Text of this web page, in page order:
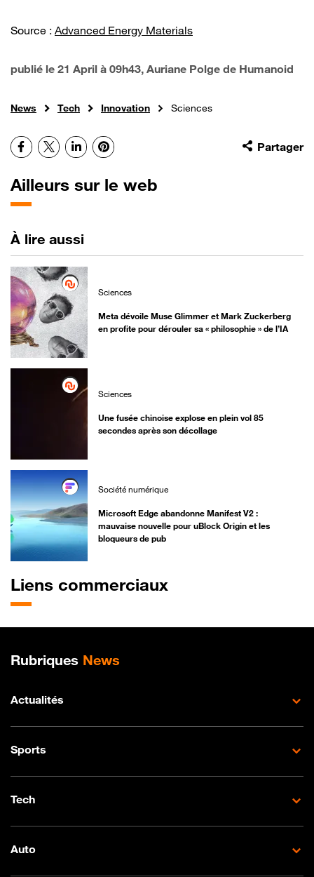
Source : Advanced Energy Materials
publié le 21 April à 09h43, Auriane Polge de Humanoid
News Tech Innovation Sciences
Partager
Facebook
X LinkedInPinterest
Ailleurs sur le web
À lire aussi
Sciences
Meta dévoile Muse Glimmer et Mark Zuckerberg
en profite pour dérouler sa « philosophie » de l’IA
Sciences
Une fusée chinoise explose en plein vol 85
secondes après son décollage
Société numérique
Microsoft Edge abandonne Manifest V2 :
mauvaise nouvelle pour uBlock Origin et les
bloqueurs de pub
Liens commerciaux
Plan de site
Rubriques News
Actualités
Sports
Tech
Auto